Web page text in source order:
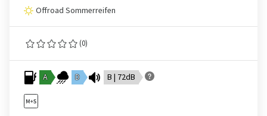
Offroad Sommerreifen
(0)
A D B | 72dB